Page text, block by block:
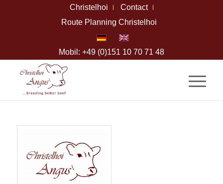
Christelhoi
Contact
Route Planning Christelhoi
Mobil: +49 (0)151 10 70 71 48